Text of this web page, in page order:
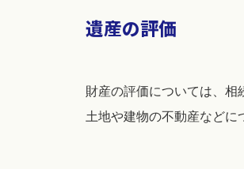
遺産の評価
財産の評価については、相
土地や建物の不動産などに